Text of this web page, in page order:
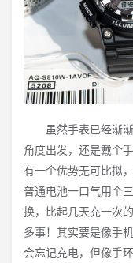
虽然手表已经渐渐
角度出发，还是戴个
有一个优势无可比拟
普通电池一口气用个
换，比起几天充一次
多事！其实要是像手
会忘记充电，但像手